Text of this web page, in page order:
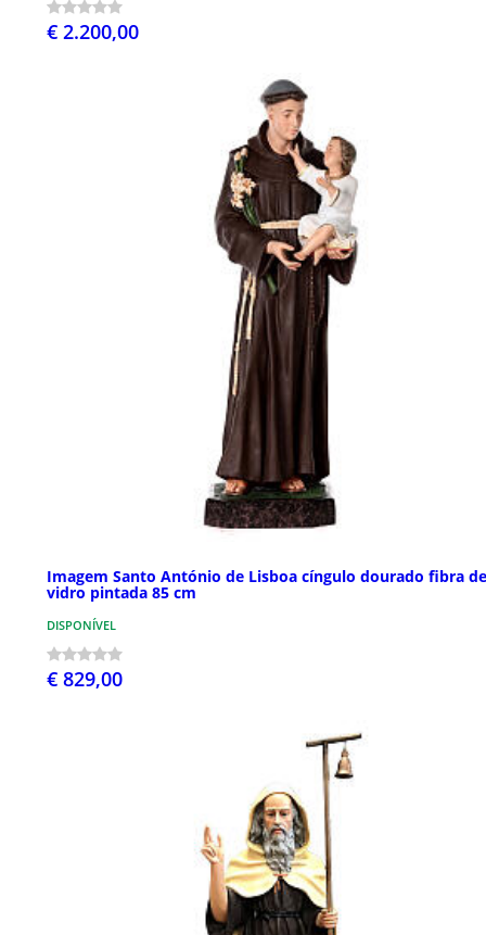
€ 2.200,00
Imagem Santo António de Lisboa cíngulo dourado fibra de
vidro pintada 85 cm
DISPONÍVEL
€ 829,00